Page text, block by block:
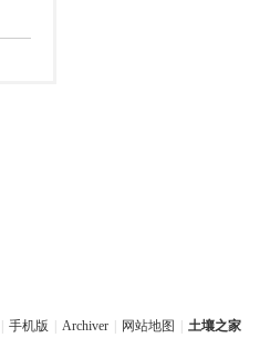
手机版 Archiver 网站地图 土壤之家